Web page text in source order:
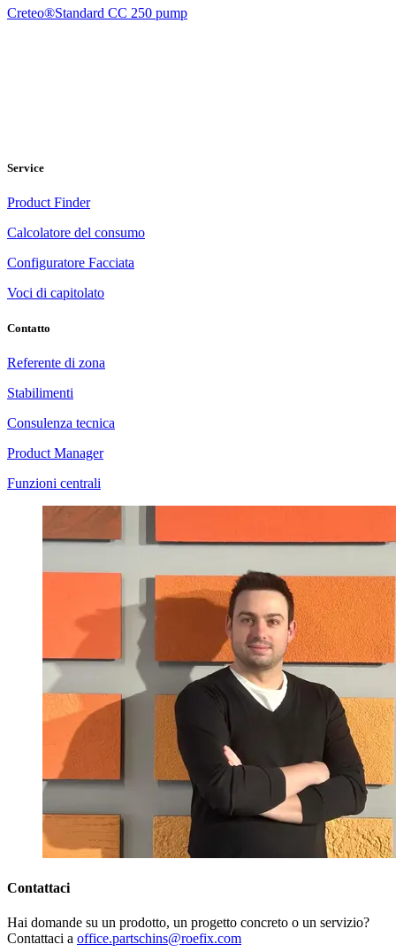
Creteo®Standard CC 250 pump
Service
Product Finder
Calcolatore del consumo
Configuratore Facciata
Voci di capitolato
Contatto
Referente di zona
Stabilimenti
Consulenza tecnica
Product Manager
Funzioni centrali
Contattaci
Hai domande su un prodotto, un progetto concreto o un servizio?
Contattaci a office.partschins@roefix.com